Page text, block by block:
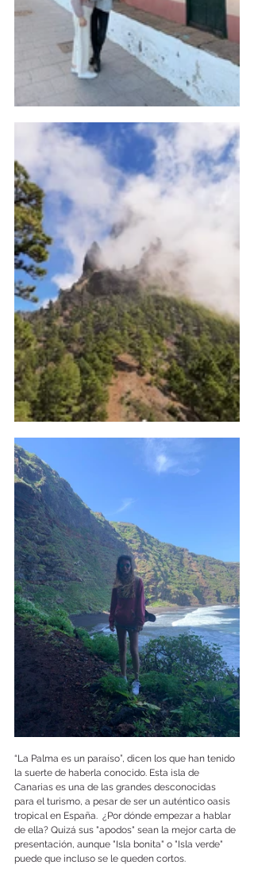
“La Palma es un paraíso”, dicen los que han tenido
la suerte de haberla conocido. Esta isla de
Canarias es una de las grandes desconocidas
para el turismo, a pesar de ser un auténtico oasis
tropical en España.  ¿Por dónde empezar a hablar
de ella? Quizá sus "apodos" sean la mejor carta de
presentación, aunque "Isla bonita" o "Isla verde"
puede que incluso se le queden cortos.